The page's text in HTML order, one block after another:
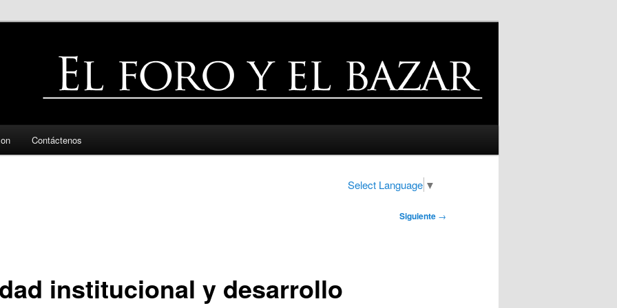
Contáctenos
Select Language ▼
Siguiente →
institucional y desarrollo